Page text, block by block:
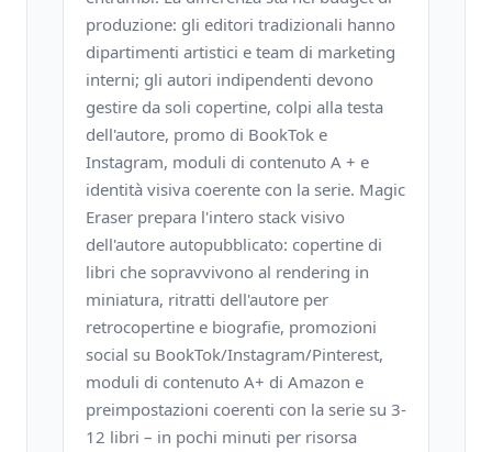
produzione: gli editori tradizionali hanno
dipartimenti artistici e team di marketing
interni; gli autori indipendenti devono
gestire da soli copertine, colpi alla testa
dell'autore, promo di BookTok e
Instagram, moduli di contenuto A + e
identità visiva coerente con la serie. Magic
Eraser prepara l'intero stack visivo
dell'autore autopubblicato: copertine di
libri che sopravvivono al rendering in
miniatura, ritratti dell'autore per
retrocopertine e biografie, promozioni
social su BookTok/Instagram/Pinterest,
moduli di contenuto A+ di Amazon e
preimpostazioni coerenti con la serie su 3-
12 libri – in pochi minuti per risorsa